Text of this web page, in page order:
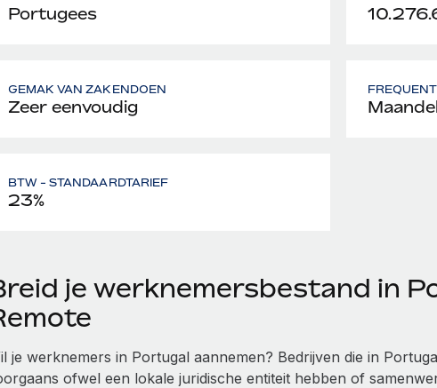
Portugees
GEMAK VAN ZAKENDOEN
Zeer eenvoudig
BTW - STANDAARDTARIEF
23%
je werknemersbestand in
je werknemers in Portugal aannemen? Bedrijven die in
ofwel een lokale juridische entiteit hebben of